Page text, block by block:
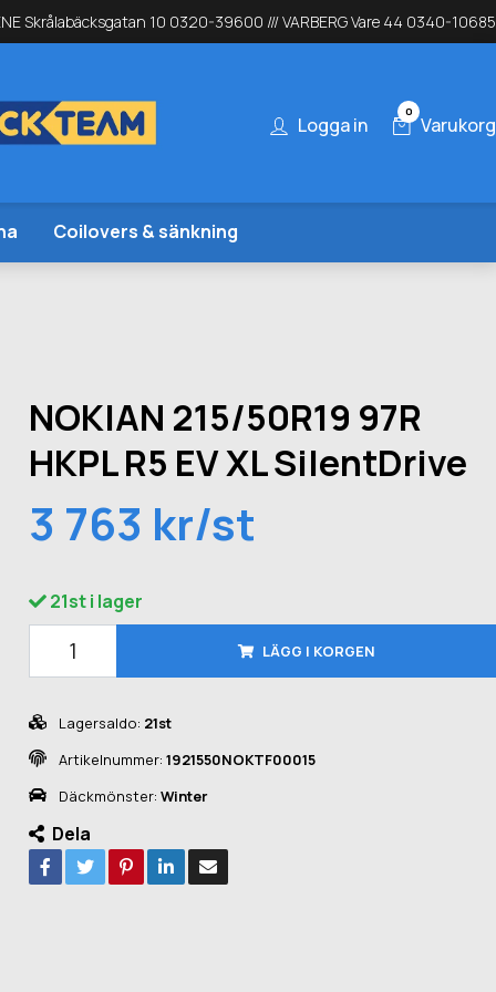
Skrålabäcksgatan 10 0320-39600 /// VARBERG Vare 44 0340-10685
Logga in
0
Varukorg
Coilovers & sänkning
NOKIAN 215/50R19 97R
HKPL R5 EV XL SilentDrive
3 763 kr/st
21st i lager
LÄGG I KORGEN
Lagersaldo: 21st
Artikelnummer: 1921550NOKTF00015
Däckmönster: Winter
Dela